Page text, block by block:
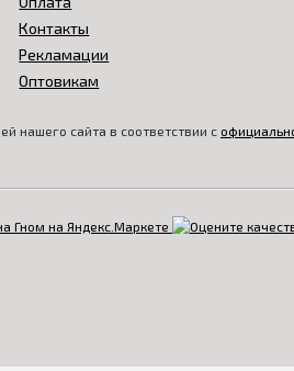
Контакты
Рекламации
Оптовикам
нашего сайта в соответствии с